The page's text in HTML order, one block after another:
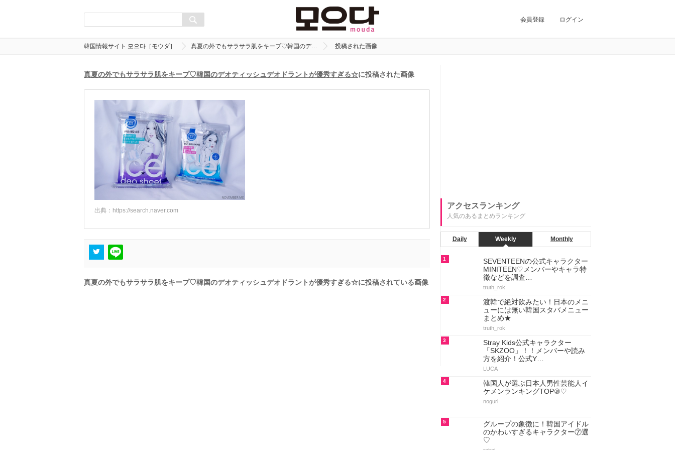
会員登録 ログイン
韓国情報サイト 모으다［モウダ］ 真夏の外でもサラサラ肌をキープ♡韓国のデ… 投稿された画像
真夏の外でもサラサラ肌をキープ♡韓国のデオティッシュデオドラントが優秀すぎる☆に投稿された画像
出典： https://search.naver.com
真夏の外でもサラサラ肌をキープ♡韓国のデオティッシュデオドラントが優秀すぎる☆に投稿されている画像
アクセスランキング
人気のあるまとめランキング
Daily Weekly Monthly
1
SEVENTEENの公式キャラクター
MINITEEN♡メンバーやキャラ特
徴などを調査…
truth_rok
2
渡韓で絶対飲みたい！日本のメニ
ューには無い韓国スタバメニュー
まとめ★
truth_rok
3
Stray Kids公式キャラクター
「SKZOO」！！メンバーや読み
方を紹介！公式Y…
LUCA
4
韓国人が選ぶ日本人男性芸能人イ
ケメンランキングTOP⑩♡
noguri
5
グループの象徴に！韓国アイドル
のかわいすぎるキャラクター⑦選
♡